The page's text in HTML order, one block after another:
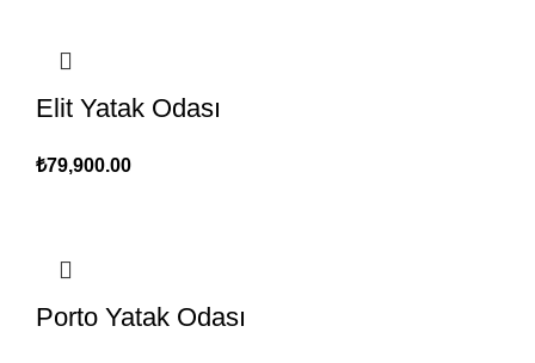
Elit Yatak Odası
₺79,900.00
Porto Yatak Odası